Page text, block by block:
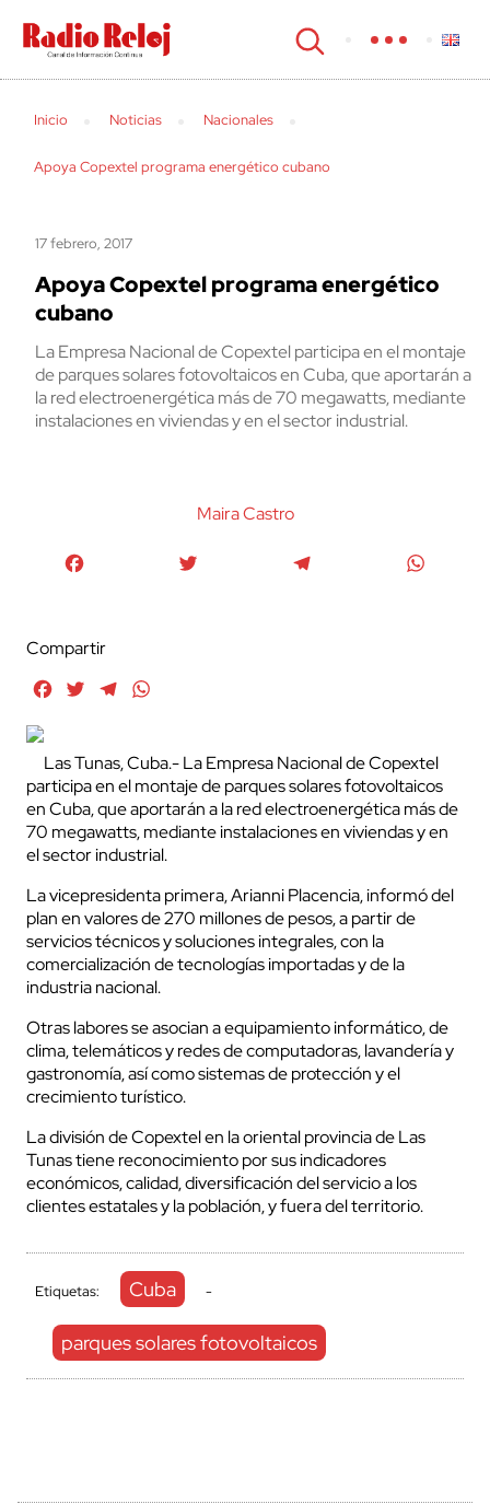
cerrar
Inicio Noticias Nacionales
Apoya Copextel programa energético cubano
17 febrero, 2017
Apoya Copextel programa energético
cubano
La Empresa Nacional de Copextel participa en el montaje
de parques solares fotovoltaicos en Cuba, que aportarán a
la red electroenergética más de 70 megawatts, mediante
instalaciones en viviendas y en el sector industrial.
Maira Castro
Compartir
FacebookTwitterTelegram
Las Tunas, Cuba.- La Empresa Nacional de Copextel
participa en el montaje de parques solares fotovoltaicos
en Cuba, que aportarán a la red electroenergética más de
70 megawatts, mediante instalaciones en viviendas y en
el sector industrial.
La vicepresidenta primera, Arianni Placencia, informó del
plan en valores de 270 millones de pesos, a partir de
servicios técnicos y soluciones integrales, con la
comercialización de tecnologías importadas y de la
industria nacional.
Otras labores se asocian a equipamiento informático, de
clima, telemáticos y redes de computadoras, lavandería y
gastronomía, así como sistemas de protección y el
crecimiento turístico.
La división de Copextel en la oriental provincia de Las
Tunas tiene reconocimiento por sus indicadores
económicos, calidad, diversificación del servicio a los
clientes estatales y la población, y fuera del territorio.
Etiquetas: Cuba -
parques solares fotovoltaicos